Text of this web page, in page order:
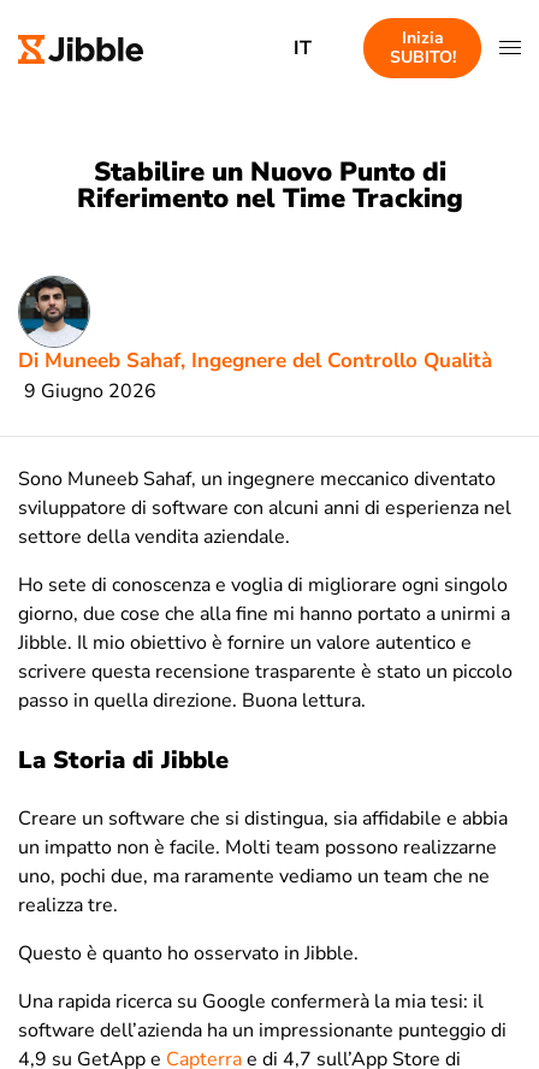
IT
Inizia
SUBITO!
Stabilire un Nuovo Punto di
Riferimento nel Time Tracking
Di Muneeb Sahaf, Ingegnere del Controllo Qualità
9 Giugno 2026
Sono Muneeb Sahaf, un ingegnere meccanico diventato
sviluppatore di software con alcuni anni di esperienza nel
settore della vendita aziendale.
Ho sete di conoscenza e voglia di migliorare ogni singolo
giorno, due cose che alla fine mi hanno portato a unirmi a
Jibble. Il mio obiettivo è fornire un valore autentico e
scrivere questa recensione trasparente è stato un piccolo
passo in quella direzione. Buona lettura.
La Storia di Jibble
Creare un software che si distingua, sia affidabile e abbia
un impatto non è facile. Molti team possono realizzarne
uno, pochi due, ma raramente vediamo un team che ne
realizza tre.
Questo è quanto ho osservato in Jibble.
Una rapida ricerca su Google confermerà la mia tesi: il
software dell’azienda ha un impressionante punteggio di
4,9 su GetApp e Capterrae di 4,7 sull’App Store di